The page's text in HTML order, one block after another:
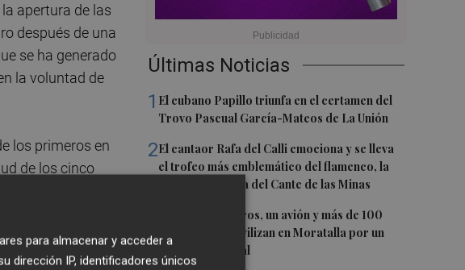
Últimas Noticias
1 El cubano Papillo triunfa en el certamen del
Trovo Pascual García-Mateos de La Unión
2El cantaor Rafa del Calli emociona y se lleva
el trofeo más emblemático del flamenco, la
Lámpara Minera del Cante de las Minas
Ocho helicópteros, un avión y más de 100
brigadas se movilizan en Moratalla por un
incendio forestal
apertura de las
después de una
se ha generado
la voluntad de
los primeros en
de los cinco
Rubio
a la hora
para almacenar y acceder a
dirección IP, identificadores únicos